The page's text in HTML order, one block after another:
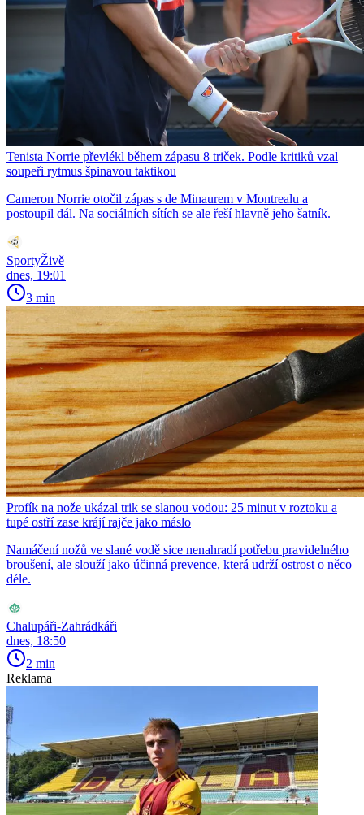
Tenista Norrie převlékl během zápasu 8 triček. Podle kritiků vzal
soupeři rytmus špinavou taktikou
Cameron Norrie otočil zápas s de Minaurem v Montrealu a
postoupil dál. Na sociálních sítích se ale řeší hlavně jeho šatník.
SportyŽivě
dnes, 19:01
3 min
Profík na nože ukázal trik se slanou vodou: 25 minut v roztoku a
tupé ostří zase krájí rajče jako máslo
Namáčení nožů ve slané vodě sice nenahradí potřebu pravidelného
broušení, ale slouží jako účinná prevence, která udrží ostrost o něco
déle.
Chalupáři-Zahrádkáři
dnes, 18:50
2 min
Reklama